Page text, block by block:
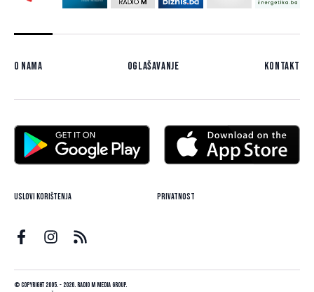
O nama Oglašavanje Kontakt
Uslovi korištenja Privatnost
© Copyright 2005. - 2026. Radio M Media Group.